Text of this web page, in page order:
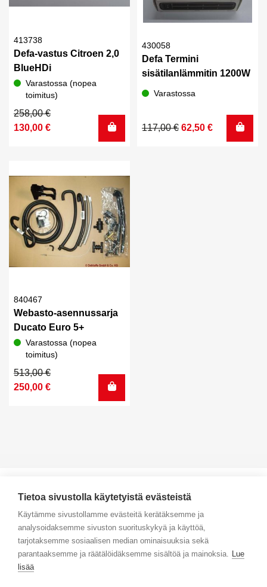
413738
Defa-vastus Citroen 2,0
BlueHDi
Varastossa (nopea
toimitus)
258,00€
Alkuperäinen
hinta
130,00 €
Nykyinen
hinta
430058
Defa Termini
sisätilanlämmitin 1200W
Varastossa
117,00€
Alkuperäinen
62,50 €
Nykyinen
840467
Webasto-asennussarja
Ducato Euro 5+
Varastossa (nopea
toimitus)
513,00€
Alkuperäinen
hinta
250,00 €
Nykyinen
hinta
Yhteystiedot
Selaa tuotteita
Tietoa sivustolla käytetyistä evästeistä
Käytämme sivustollamme evästeitä kerätäksemme ja
analysoidaksemme sivuston suorituskykyä ja käyttöä,
tarjotaksemme sosiaalisen median ominaisuuksia sekä
parantaaksemme ja räätälöidäksemme sisältöä ja mainoksia. Lue
lisää